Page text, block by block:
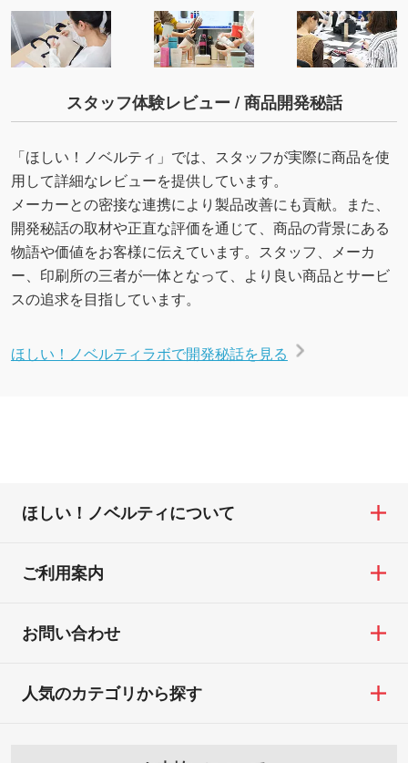
スタッフ体験レビュー / 商品開発秘話
「ほしい！ノベルティ」では、スタッフが実際に商品を使
用して詳細なレビューを提供しています。
メーカーとの密接な連携により製品改善にも貢献。また、
開発秘話の取材や正直な評価を通じて、商品の背景にある
物語や価値をお客様に伝えています。スタッフ、メーカ
ー、印刷所の三者が一体となって、より良い商品とサービ
スの追求を目指しています。
ほしい！ノベルティラボで開発秘話を見る
ほしい！ノベルティについて
ご利用案内
お問い合わせ
人気のカテゴリから探す